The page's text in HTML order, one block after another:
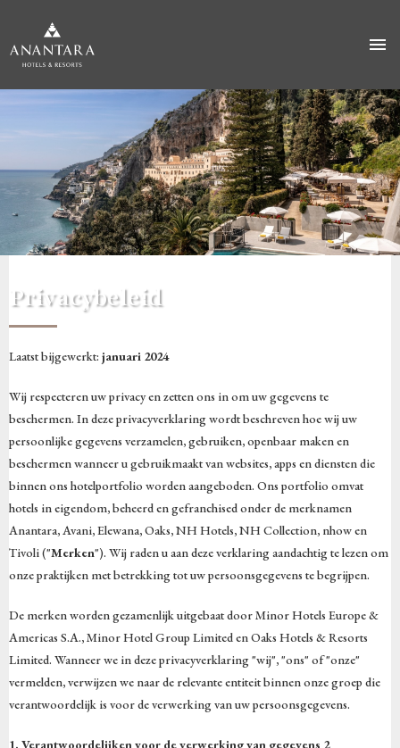
Overslaan
hoofdinhoud
Privacybeleid
Laatst bijgewerkt: januari 2024
Wij respecteren uw privacy en zetten ons in om uw gegevens te
beschermen. In deze privacyverklaring wordt beschreven hoe wij uw
persoonlijke gegevens verzamelen, gebruiken, openbaar maken en
beschermen wanneer u gebruikmaakt van websites, apps en diensten die
binnen ons hotelportfolio worden aangeboden. Ons portfolio omvat
hotels in eigendom, beheerd en gefranchised onder de merknamen
Anantara, Avani, Elewana, Oaks, NH Hotels, NH Collection, nhow en
Tivoli ("Merken"). Wij raden u aan deze verklaring aandachtig te lezen om
onze praktijken met betrekking tot uw persoonsgegevens te begrijpen.
De merken worden gezamenlijk uitgebaat door Minor Hotels Europe &
Americas S.A., Minor Hotel Group Limited en Oaks Hotels & Resorts
Limited. Wanneer we in deze privacyverklaring "wij", "ons" of "onze"
vermelden, verwijzen we naar de relevante entiteit binnen onze groep die
verantwoordelijk is voor de verwerking van uw persoonsgegevens.
1. Verantwoordelijken voor de verwerking van gegevens 2